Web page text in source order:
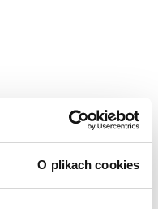
O plikach cookies